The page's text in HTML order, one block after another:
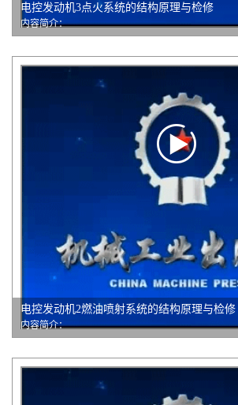
电控发动机3点火系统的结构原理与检修
内容简介：
电控发动机2燃油喷射系统的结构原理与检修
内容简介：